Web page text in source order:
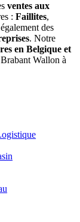
ventes aux
: Faillites,
des
. Notre
en Belgique et
Wallon à